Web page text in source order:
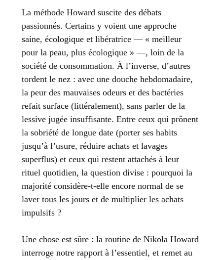
La méthode Howard suscite des débats
passionnés. Certains y voient une approche
saine, écologique et libératrice — « meilleur
pour la peau, plus écologique » —, loin de la
société de consommation. À l’inverse, d’autres
tordent le nez : avec une douche hebdomadaire,
la peur des mauvaises odeurs et des bactéries
refait surface (littéralement), sans parler de la
lessive jugée insuffisante. Entre ceux qui prônent
la sobriété de longue date (porter ses habits
jusqu’à l’usure, réduire achats et lavages
superflus) et ceux qui restent attachés à leur
rituel quotidien, la question divise : pourquoi la
majorité considère-t-elle encore normal de se
laver tous les jours et de multiplier les achats
impulsifs ?
Une chose est sûre : la routine de Nikola Howard
interroge notre rapport à l’essentiel, et remet au